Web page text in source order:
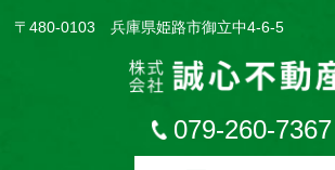
079-260-7367
〒480-0103 兵庫県姫路市御立中4-6-5